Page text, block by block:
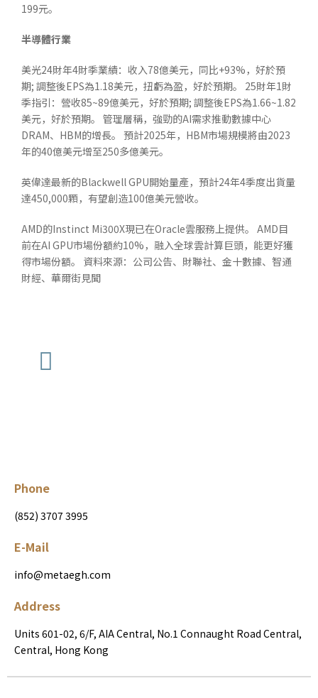
199元。
半導體行業
美光24財年4財季業績：收入78億美元，同比+93%，好於預
期; 調整後EPS為1.18美元，扭虧為盈，好於預期。 25財年1財
季指引：營收85~89億美元，好於預期; 調整後EPS為1.66~1.82
美元，好於預期。 管理層稱，強勁的AI需求推動數據中心
DRAM、HBM的增長。 預計2025年，HBM市場規模將由2023
年的40億美元增至250多億美元。
英偉達最新的Blackwell GPU開始量產，預計24年4季度出貨量
達450,000顆，有望創造100億美元營收。
AMD的Instinct Mi300X現已在Oracle雲服務上提供。 AMD目
前在AI GPU市場份額約10%，融入全球雲計算巨頭，能更好獲
得市場份額。 資料來源：公司公告、財聯社、金十數據、智通
財經、華爾街見聞
Phone
(852) 3707 3995
E-Mail
info@metaegh.com
Address
Units 601-02, 6/F, AIA Central, No.1 Connaught Road Central,
Central, Hong Kong